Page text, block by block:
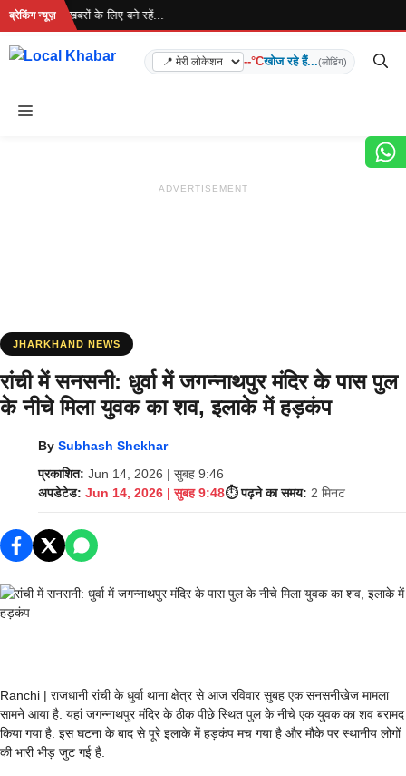
Skip
content
ब्रेकिंग न्यूज़
है... ताज़ा खबरों के लिए बने रहें...
--°Cखोज रहे हैं...(लोडिंग)
Menu
ADVERTISEMENT
JHARKHAND NEWS
रांची में सनसनी: धुर्वा में जगन्नाथपुर मंदिर के पास पुल
के नीचे मिला युवक का शव, इलाके में हड़कंप
By Subhash Shekhar
प्रकाशित: Jun 14, 2026 | सुबह 9:46
अपडेटेड: Jun 14, 2026 | सुबह 9:48⏱️ पढ़ने का समय: 2 मिनट
Ranchi | राजधानी रांची के धुर्वा थाना क्षेत्र से आज रविवार सुबह एक सनसनीखेज मामला
सामने आया है. यहां जगन्नाथपुर मंदिर के ठीक पीछे स्थित पुल के नीचे एक युवक का शव बरामद
किया गया है. इस घटना के बाद से पूरे इलाके में हड़कंप मच गया है और मौके पर स्थानीय लोगों
की भारी भीड़ जुट गई है.